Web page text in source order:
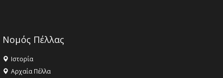
Νομός Πέλλας
Ιστορία
Αρχαία Πέλλα